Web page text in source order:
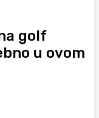
golf
u ovom